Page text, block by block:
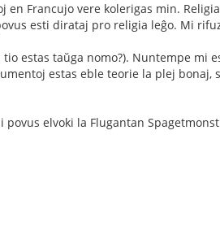
Francujo vere kolerigas min.
esti dirataj pro religia leĝo. Mi
estas taŭga nomo?). Nuntempe mi
estas eble teorie la plej bonaj,
elvoki la Flugantan